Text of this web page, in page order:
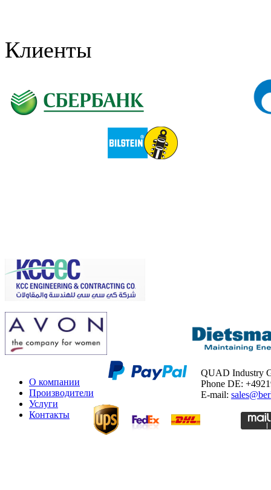
Клиенты
О компании
Производители
Услуги
Контакты
QUAD Industry
Phone DE:
E-mail: